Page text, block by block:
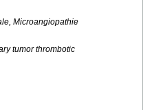
Microangiopathie
tumor thrombotic